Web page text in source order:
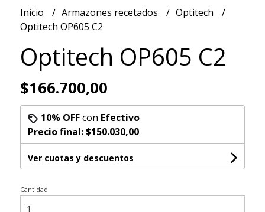
Inicio Armazones recetados
Optitech
Optitech OP605 C2
Optitech OP605 C2
$166.700,00
10% OFFcon Efectivo
Precio final:$150.030,00
Ver cuotas y descuentos
Cantidad